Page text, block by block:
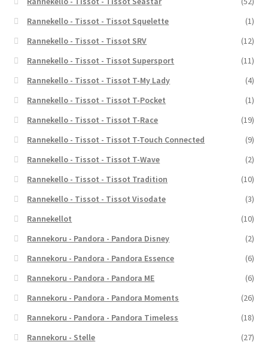
Rannekello - Tissot - Tissot Squelette
(1)
Rannekello - Tissot - Tissot SRV
(12)
Rannekello - Tissot - Tissot Supersport
(11)
Rannekello - Tissot - Tissot T-My Lady
(4)
Rannekello - Tissot - Tissot T-Pocket
(1)
Rannekello - Tissot - Tissot T-Race
(19)
Rannekello - Tissot - Tissot T-Touch Connected
(9)
Rannekello - Tissot - Tissot T-Wave
(2)
Rannekello - Tissot - Tissot Tradition
(10)
Rannekello - Tissot - Tissot Visodate
(3)
Rannekellot
(10)
Rannekoru - Pandora - Pandora Disney
(2)
Rannekoru - Pandora - Pandora Essence
(6)
Rannekoru - Pandora - Pandora ME
(6)
Rannekoru - Pandora - Pandora Moments
(26)
Rannekoru - Pandora - Pandora Timeless
(18)
Rannekoru - Stelle
(27)